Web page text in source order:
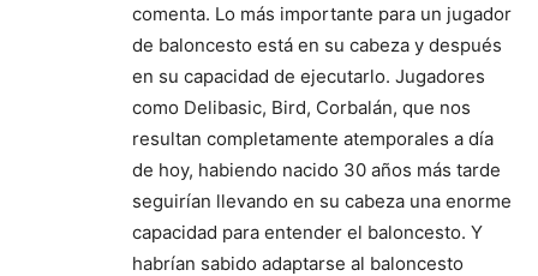
comenta. Lo más importante para un jugador
de baloncesto está en su cabeza y después
en su capacidad de ejecutarlo. Jugadores
como Delibasic, Bird, Corbalán, que nos
resultan completamente atemporales a día
de hoy, habiendo nacido 30 años más tarde
seguirían llevando en su cabeza una enorme
capacidad para entender el baloncesto. Y
habrían sabido adaptarse al baloncesto